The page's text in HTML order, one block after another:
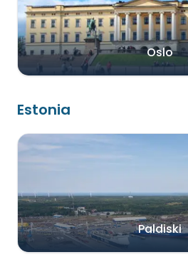
Oslo
Estonia
Paldiski